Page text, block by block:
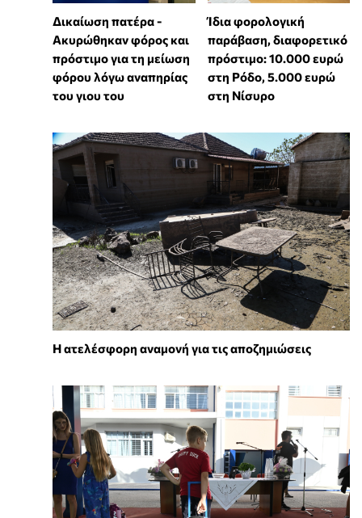
Δικαίωση πατέρα -
Ακυρώθηκαν φόρος και
πρόστιμο για τη μείωση
φόρου λόγω αναπηρίας
του γιου του
Ίδια φορολογική
παράβαση, διαφορετικό
πρόστιμο: 10.000 ευρώ
στη Ρόδο, 5.000 ευρώ
στη Νίσυρο
Η ατελέσφορη αναμονή για τις αποζημιώσεις